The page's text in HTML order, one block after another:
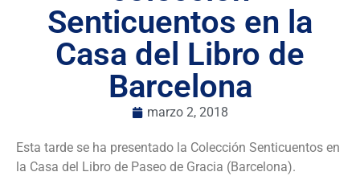
Senticuentos en la
Casa del Libro de
Barcelona
marzo 2, 2018
Esta tarde se ha presentado la Colección Senticuentos en
la Casa del Libro de Paseo de Gracia (Barcelona).